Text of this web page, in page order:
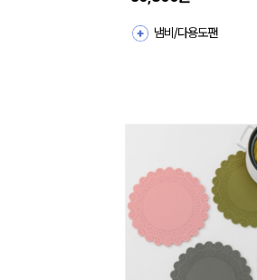
냄비/다용도팬